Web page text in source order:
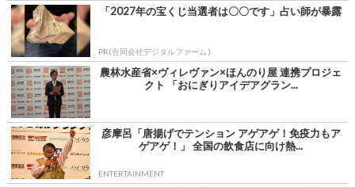
「2027年の宝くじ当選者は〇〇です」占い師が暴露
PR(合同会社デジタルファーム )
農林水産省×ヴィレヴァン×ほんのり屋 連携プロジェ
クト 「おにぎりアイデアグラン...
彦摩呂「唐揚げでテンション アゲアゲ！免疫力もア
ゲアゲ！」 全国の飲食店に向け熱...
ENTERTAINMENT